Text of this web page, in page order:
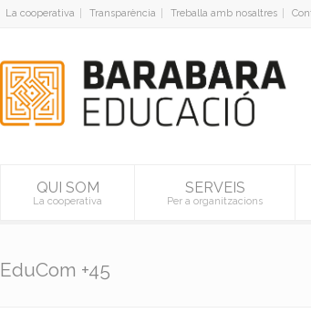
La cooperativa Transparència Treballa amb nosaltres
QUI SOM
La cooperativa
SERVEIS
Per a organitzacions
EduCom +45